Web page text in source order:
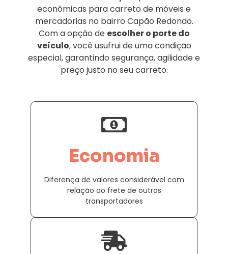
econômicas para carreto de móveis e
mercadorias no bairro Capão Redondo.
Com a opção de escolher o porte do
veículo, você usufrui de uma condição
especial, garantindo segurança, agilidade e
preço justo no seu carreto.
Economia
Diferença de valores considerável com
relação ao frete de outros
transportadores